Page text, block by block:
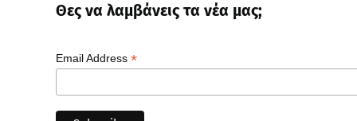
Θες να λαμβάνεις τα νέα μας;
Email Address *